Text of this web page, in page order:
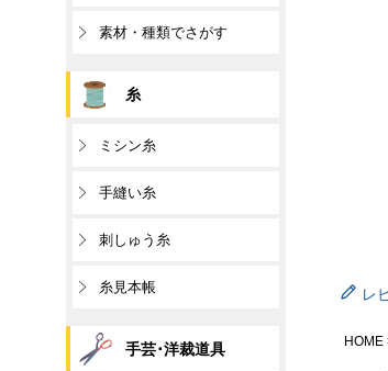
レ
HOME
素材・種類でさがす
糸
ミシン糸
手縫い糸
刺しゅう糸
糸見本帳
手芸･洋裁道具